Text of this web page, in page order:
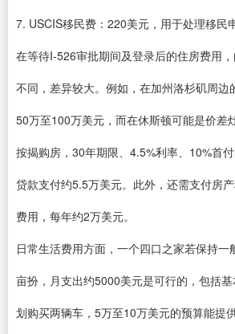
7. USCIS移民费：220美元，用于处理移民
在等待I-526审批期间及登录后的住房费用
不同，差异较大。例如，在加州洛杉矶周边
50万至100万美元，而在休斯顿可能是价差
按揭购房，30年期限、4.5%利率、10%首
贷款支付约5.5万美元。此外，还需支付房
费用，每年约2万美元。
日常生活费用方面，一个四口之家若保持一
亩扮，月支出约5000美元是可行的，包括
划购买两辆车，5万至10万美元的预算能提